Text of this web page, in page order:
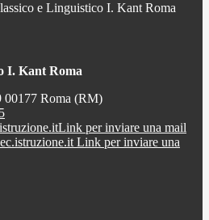
e Linguistico I. Kant Roma
I. Kant Roma
00177 Roma (RM)
Link per inviare una mail
Link per inviare una